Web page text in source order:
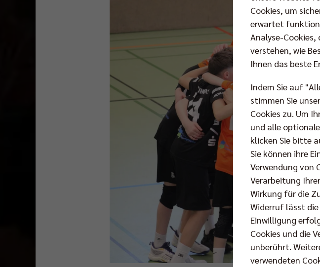
Cookies, um
erwartet
Analyse-Cookies,
verstehen, wie
Ihnen das beste
Indem Sie auf
stimmen Sie
Cookies zu. Um
und alle
klicken Sie bitte
Sie können ihre
Verwendung von
Verarbeitung
Wirkung für die
Widerruf lässt
Einwilligung
Cookies und die
unberührt.
verwendeten